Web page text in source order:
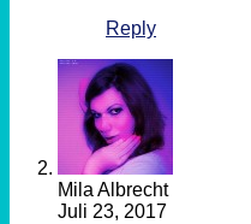
Reply
Mila Albrecht
Juli 23, 2017